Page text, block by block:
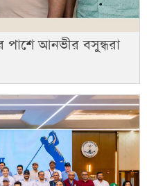
পাশে আনভীর বসুন্ধরা